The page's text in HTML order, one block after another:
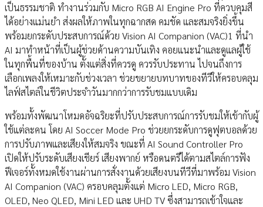
เป็นธรรมชาติ ทำงานร่วมกับ Micro RGB AI Engine Pro ที่ควบคุมสี
ได้อย่างแม่นยำ ส่งผลให้ภาพในทุกฉากสด คมชัด และสมจริงยิ่งขึ้น
พร้อมยกระดับประสบการณ์ด้วย Vision AI Companion (VAC)1 ที่นำ
AI มาทำหน้าที่เป็นผู้ช่วยด้านความบันเทิง คอยแนะนำและดูแลผู้ใช้
ในทุกพื้นที่ของบ้าน ตั้งแต่สิ่งที่ควรดู ควรรับประทาน ไปจนถึงการ
เลือกเพลงให้เหมาะกับช่วงเวลา ช่วยขยายบทบาทของทีวีให้ครอบคลุม
ไลฟ์สไตล์ในชีวิตประจำวันมากกว่าการรับชมแบบเดิม
พร้อมทั้งพัฒนาโหมดอัจฉริยะที่ปรับประสบการณ์การรับชมให้เข้ากับผู้
ใช้แต่ละคน โดย AI Soccer Mode Pro ช่วยยกระดับการดูฟุตบอลด้วย
การปรับภาพและเสียงให้สมจริง ขณะที่ AI Sound Controller Pro
เปิดให้ปรับระดับเสียงเชียร์ เสียงพากย์ หรือดนตรีได้ตามสไตล์การฟัง
ฟีเจอร์ทั้งหมดใช้งานผ่านการสั่งงานด้วยเสียงบนทีวีที่มาพร้อม Vision
AI Companion (VAC) ครอบคลุมตั้งแต่ Micro LED, Micro RGB,
OLED, Neo QLED, Mini LED และ UHD TV ซึ่งสามารถเข้าใจและ